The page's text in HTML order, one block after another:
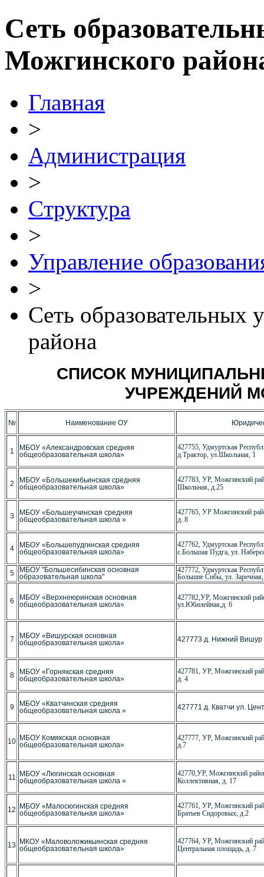
Сеть
Можгинского
Главная
>
Администрация
>
Cтруктура
>
Управление
>
Сеть
района
СПИСОК
УЧРЕЖДЕНИЙ
№ Наименование ОУ
1
МБОУ «Александровская средняя
общеобразовательная школа»
427755, Удмуртская
д.Трактор, ул.Школьная, 1
2
МБОУ «Большекибьинская средняя
общеобразовательная школа»
427783, УР, Можгинский
Школьная, д.25
3
МБОУ «Большеучинская средняя
общеобразовательная школа »
427765, УР Можгинский
д. 8
4
МБОУ «Большепудгинская средняя
общеобразовательная школа»
427762, Удмуртская
с.Большая Пудга, ул.
5
МБОУ "Большесибинская основная
образовательная школа"
427772, Удмуртская
Большие Сибы, ул.
6
МБОУ «Верхнеюринская основная
общеобразовательная школа»
427782,УР, Можгинский
ул.Юбилейная,д. 6
7
МБОУ «Вишурская основная
общеобразовательная школа»
427773 д. Нижний Вишур
8
МБОУ «Горнякская средняя
общеобразовательная школа»
427781, УР, Можгинский
д. 4
9
МБОУ «Кватчинская средняя
общеобразовательная школа »
427771 д. Кватчи ул.
10
МБОУ Комякская основная
общеобразовательная школа»
427777, УР, Можгинский
д.7
11
МБОУ «Люгинская основная
общеобразовательная школа »
42770,УР, Можгинский
Коллективная, д. 17
12
МБОУ «Малосюгинская средняя
общеобразовательная школа»
427761, УР, Можгинский
Братьев Сидоровых, д.2
13
МКОУ «Маловоложикьинская средняя
общеобразовательная школа»
427764, УР, Можгинский
Центральная площадь, д. 7